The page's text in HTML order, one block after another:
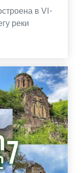
в VI-
реки